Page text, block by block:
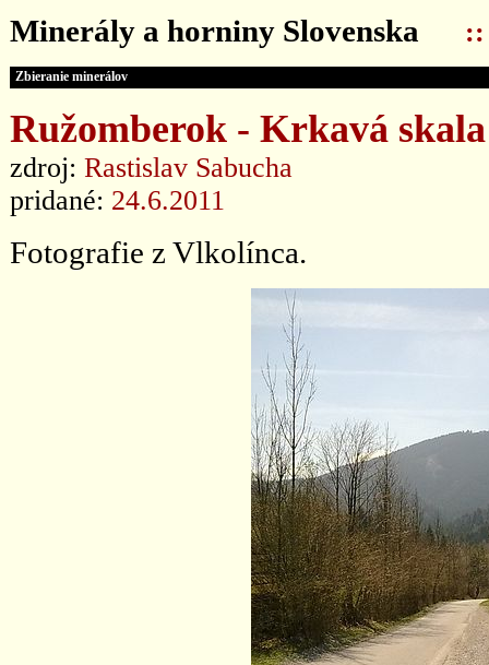
Minerály a horniny Slovenska ::
Zbieranie minerálov
Ružomberok - Krkavá
zdroj: Rastislav Sabucha
pridané: 24.6.2011
Fotografie z Vlkolínca.